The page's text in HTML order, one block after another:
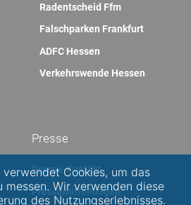
Radentscheid Ffm
Falschparken Frankfurt
ADFC Hessen
Verkehrswende Hessen
Presse
Presse-Kontakt
Pressemitteilungen
verwendet Cookies, um das
messen. Wir verwenden diese
des Nutzungserlebnisses.